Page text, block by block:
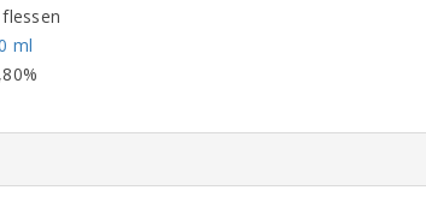
ml